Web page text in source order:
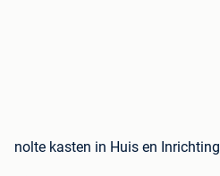
nolte kasten in Huis en Inrichting